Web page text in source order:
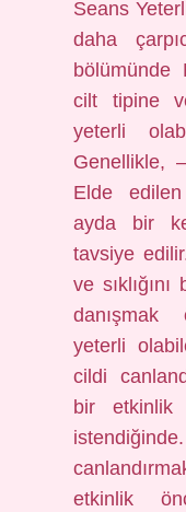
Seans
daha
bölümünde
cilt tipine
yeterli
Genellikle,
Elde
ayda bir
tavsiye
ve
danışmak
yeterli
cildi
bir etkinlik
etkinlik